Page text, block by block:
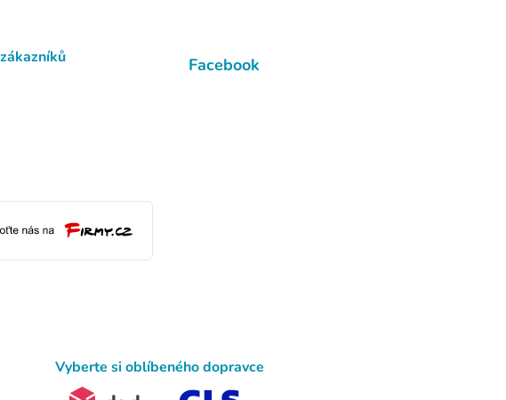
Facebook
Vyberte si oblíbeného dopravce